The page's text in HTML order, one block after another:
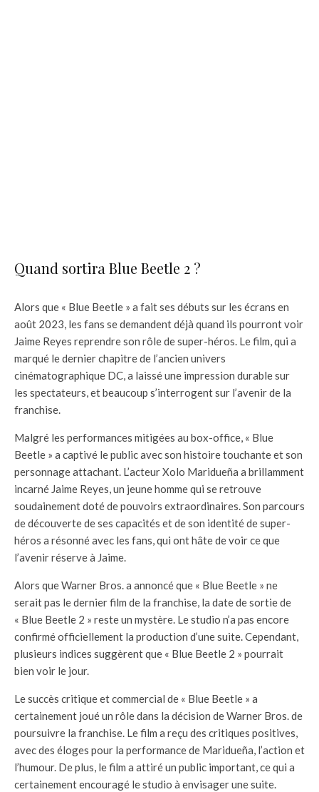
Quand sortira Blue Beetle 2 ?
Alors que « Blue Beetle » a fait ses débuts sur les écrans en
août 2023, les fans se demandent déjà quand ils pourront voir
Jaime Reyes reprendre son rôle de super-héros. Le film, qui a
marqué le dernier chapitre de l’ancien univers
cinématographique DC, a laissé une impression durable sur
les spectateurs, et beaucoup s’interrogent sur l’avenir de la
franchise.
Malgré les performances mitigées au box-office, « Blue
Beetle » a captivé le public avec son histoire touchante et son
personnage attachant. L’acteur Xolo Maridueña a brillamment
incarné Jaime Reyes, un jeune homme qui se retrouve
soudainement doté de pouvoirs extraordinaires. Son parcours
de découverte de ses capacités et de son identité de super-
héros a résonné avec les fans, qui ont hâte de voir ce que
l’avenir réserve à Jaime.
Alors que Warner Bros. a annoncé que « Blue Beetle » ne
serait pas le dernier film de la franchise, la date de sortie de
« Blue Beetle 2 » reste un mystère. Le studio n’a pas encore
confirmé officiellement la production d’une suite. Cependant,
plusieurs indices suggèrent que « Blue Beetle 2 » pourrait
bien voir le jour.
Le succès critique et commercial de « Blue Beetle » a
certainement joué un rôle dans la décision de Warner Bros. de
poursuivre la franchise. Le film a reçu des critiques positives,
avec des éloges pour la performance de Maridueña, l’action et
l’humour. De plus, le film a attiré un public important, ce qui a
certainement encouragé le studio à envisager une suite.